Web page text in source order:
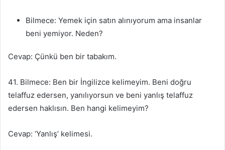
Bilmece: Yemek için satın alınıyorum ama insanlar
beni yemiyor. Neden?
Cevap: Çünkü ben bir tabakım.
41. Bilmece: Ben bir İngilizce kelimeyim. Beni doğru
telaffuz edersen, yanılıyorsun ve beni yanlış telaffuz
edersen haklısın. Ben hangi kelimeyim?
Cevap: ‘Yanlış’ kelimesi.